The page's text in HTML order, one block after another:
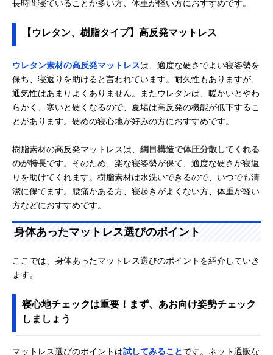
長時間寝ていることが多い方、体重が軽い方におすすめです。
【ウレタン、樹脂タイプ】高反発マットレス
ウレタン素材の高反発マットレスは、適度な硬さでよい寝姿勢を
保ち、寝返りを助けると言われています。耐久性もありますが、
通気性はあまりよくありません。またウレタンは、暖かいとやわ
らかく、寒いと硬くなるので、夏場は高反発の機能が低下するこ
とがあります。硬めの寝心地が好みの方におすすめです。
樹脂素材の高反発マットレスは、 網目構造で体圧分散してくれる
のが特長です。そのため、楽な寝姿勢が保て、適度な硬さが寝返
りを助けてくれます。樹脂素材は水洗いできるので、いつでも清
潔に保てます。腰痛がある方、寝起きがよくない方、体重が軽い
方などにおすすめです。
身体あったマットレス選びのポイント
ここでは、身体あったマットレス選びのポイントを紹介していき
ます。
寝心地チェックは重要！まず、あお向け姿勢チェック
しましょう
マットレス選びのポイントは試してみることです。ネット通販な